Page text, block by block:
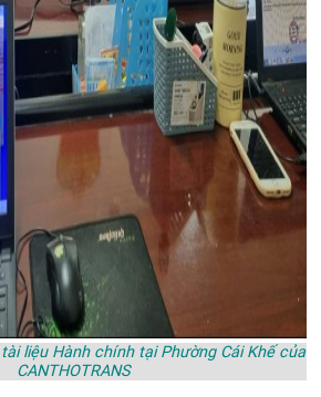
liệu Hành chính tại Phường Cái Khế của
CANTHOTRANS